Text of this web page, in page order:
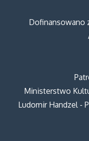
Dofinansowano
Ministerstwo
Ludomir Handzel -